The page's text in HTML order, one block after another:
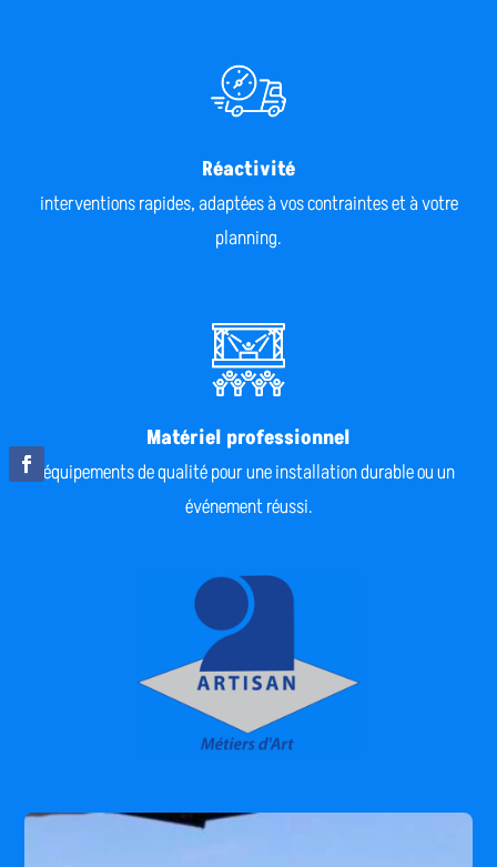
Réactivité
interventions rapides, adaptées à vos contraintes et à votre
planning.
Matériel professionnel
équipements de qualité pour une installation durable ou un
événement réussi.